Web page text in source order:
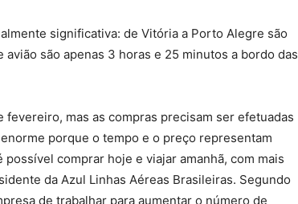
significativa: de Vitória a Porto Alegre são
são apenas 3 horas e 25 minutos a bordo das
mas as compras precisam ser efetuadas
porque o tempo e o preço representam
comprar hoje e viajar amanhã, com mais
da Azul Linhas Aéreas Brasileiras. Segundo
de trabalhar para aumentar o número de